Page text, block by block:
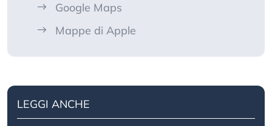
Google Maps
Mappe di Apple
LEGGI ANCHE